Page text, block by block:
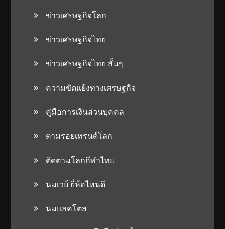
ข่าวเศรษฐกิจโลก
ข่าวเศรษฐกิจไทย
ข่าวเศรษฐกิจไทย สั้นๆ
ความขัดแย้งทางเศรษฐกิจ
คู่มือการเงินส่วนบุคคล
ตามรอยเทรนด์โลก
ติดตามโลกกีฬาไทย
นมเวย์ ยี่ห้อไหนดี
นมแลคโตส